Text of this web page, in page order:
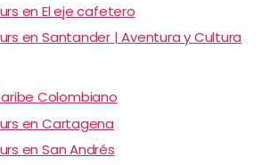
en El eje cafetero
en Santander | Aventura y Cultura
Colombiano
en Cartagena
en San Andrés